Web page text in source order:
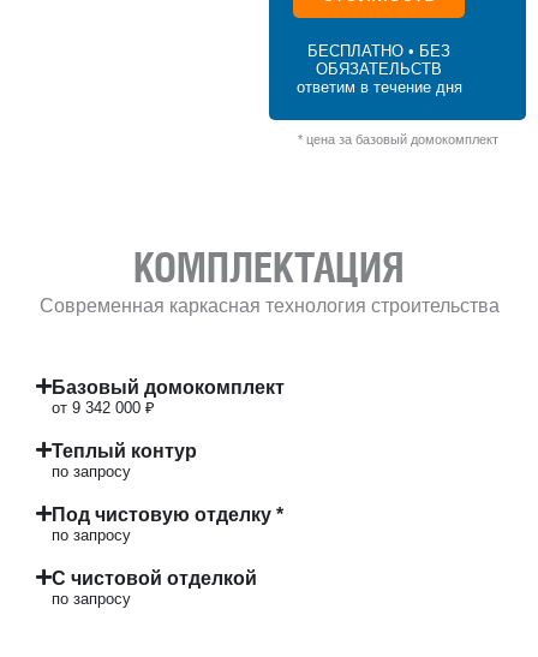
БЕСПЛАТНО • БЕЗ
ОБЯЗАТЕЛЬСТВ
ответим в течение дня
* цена за базовый домокомплект
КОМПЛЕКТАЦИЯ
Современная каркасная технология строительства
Базовый домокомплект
от 9 342 000 ₽
Теплый контур
по запросу
Под чистовую отделку *
по запросу
С чистовой отделкой
по запросу